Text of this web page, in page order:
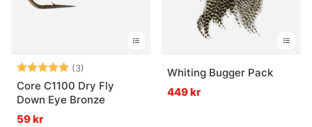
Betyg: (3)
5.0 utav 5 stjärnor
Core C1100 Dry Fly
Down Eye Bronze
59 kr
Whiting Bugger Pack
449 kr